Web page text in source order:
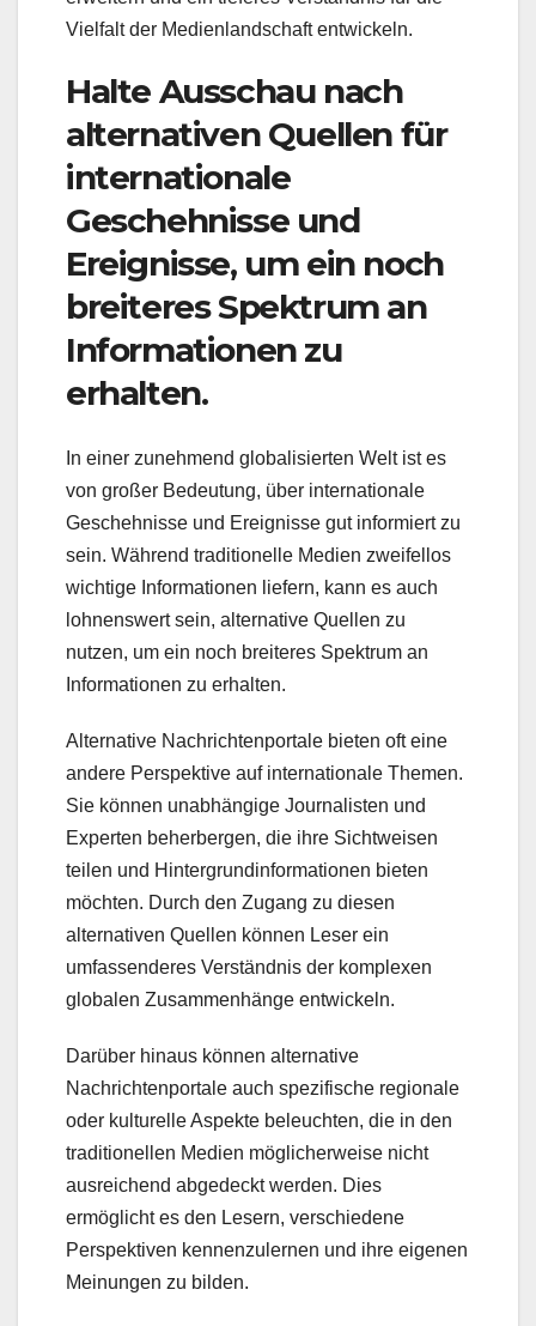
Vielfalt der Medienlandschaft entwickeln.
Halte Ausschau nach
alternativen Quellen für
internationale
Geschehnisse und
Ereignisse, um ein noch
breiteres Spektrum an
Informationen zu
erhalten.
In einer zunehmend globalisierten Welt ist es
von großer Bedeutung, über internationale
Geschehnisse und Ereignisse gut informiert zu
sein. Während traditionelle Medien zweifellos
wichtige Informationen liefern, kann es auch
lohnenswert sein, alternative Quellen zu
nutzen, um ein noch breiteres Spektrum an
Informationen zu erhalten.
Alternative Nachrichtenportale bieten oft eine
andere Perspektive auf internationale Themen.
Sie können unabhängige Journalisten und
Experten beherbergen, die ihre Sichtweisen
teilen und Hintergrundinformationen bieten
möchten. Durch den Zugang zu diesen
alternativen Quellen können Leser ein
umfassenderes Verständnis der komplexen
globalen Zusammenhänge entwickeln.
Darüber hinaus können alternative
Nachrichtenportale auch spezifische regionale
oder kulturelle Aspekte beleuchten, die in den
traditionellen Medien möglicherweise nicht
ausreichend abgedeckt werden. Dies
ermöglicht es den Lesern, verschiedene
Perspektiven kennenzulernen und ihre eigenen
Meinungen zu bilden.